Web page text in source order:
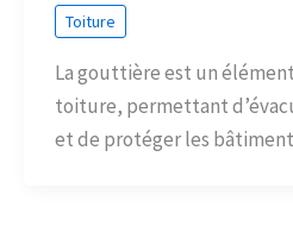
Toiture
La gouttière est un
toiture, permettant
et de protéger les